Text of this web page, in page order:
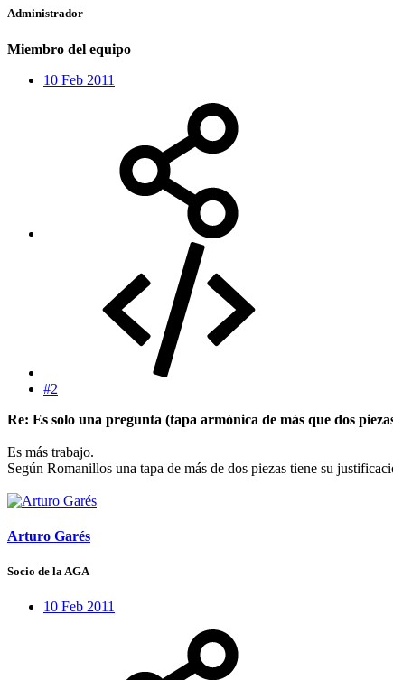
Administrador
Miembro del equipo
10 Feb 2011
#2
Re: Es solo una pregunta (tapa armónica de más que dos
Es más trabajo.
Según Romanillos una tapa de más de dos piezas tiene su
Arturo Garés
Socio de la AGA
10 Feb 2011